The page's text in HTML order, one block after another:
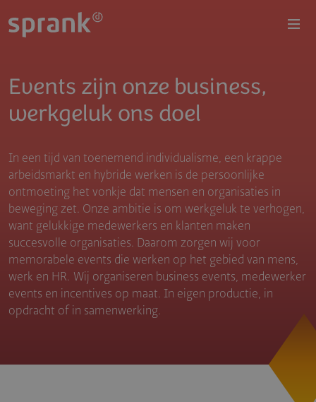
Events zijn onze business,
werkgeluk ons doel
In een tijd van toenemend individualisme, een krappe
arbeidsmarkt en hybride werken is de persoonlijke
ontmoeting het vonkje dat mensen en organisaties in
beweging zet. Onze ambitie is om werkgeluk te verhogen,
want gelukkige medewerkers en klanten maken
succesvolle organisaties. Daarom zorgen wij voor
memorabele events die werken op het gebied van mens,
werk en HR. Wij organiseren business events, medewerker
events en incentives op maat. In eigen productie, in
opdracht of in samenwerking.